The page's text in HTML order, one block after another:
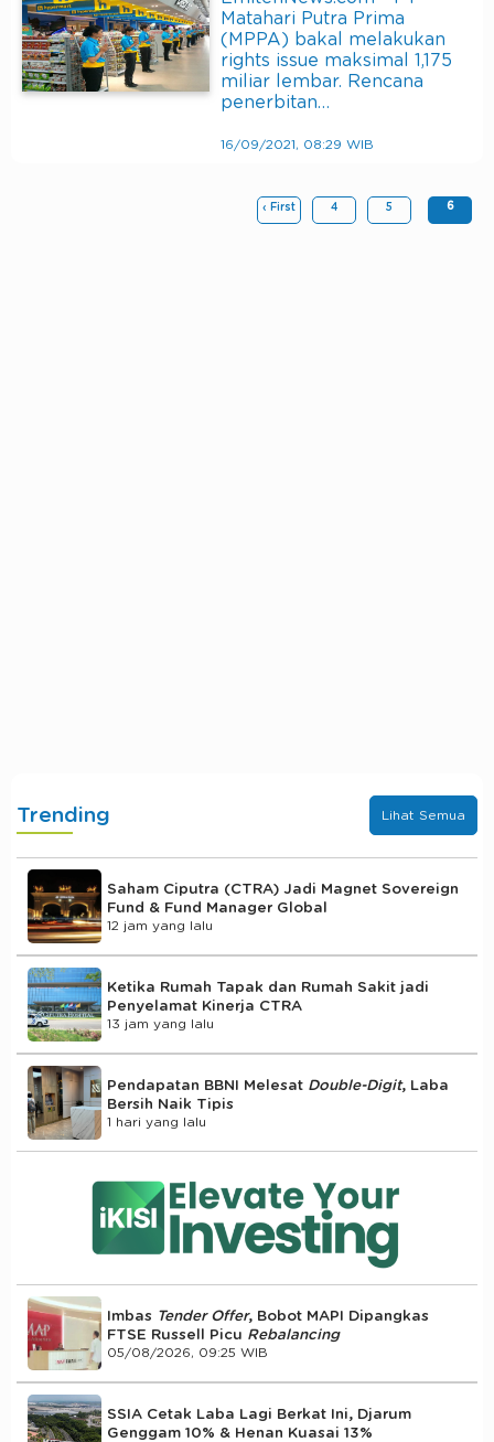
Matahari Putra Prima
(MPPA) bakal melakukan
rights issue maksimal 1,175
miliar lembar. Rencana
penerbitan…
16/09/2021, 08:29 WIB
‹ First 4 5 6
Trending Lihat Semua
Saham Ciputra (CTRA) Jadi Magnet Sovereign
Fund & Fund Manager Global
12 jam yang lalu
Ketika Rumah Tapak dan Rumah Sakit jadi
Penyelamat Kinerja CTRA
13 jam yang lalu
Pendapatan BBNI Melesat Double-Digit, Laba
Bersih Naik Tipis
1 hari yang lalu
Imbas Tender Offer, Bobot MAPI Dipangkas
FTSE Russell Picu Rebalancing
05/08/2026, 09:25 WIB
SSIA Cetak Laba Lagi Berkat Ini, Djarum
Genggam 10% & Henan Kuasai 13%